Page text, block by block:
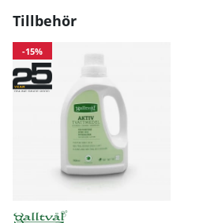
Tillbehör
-15%